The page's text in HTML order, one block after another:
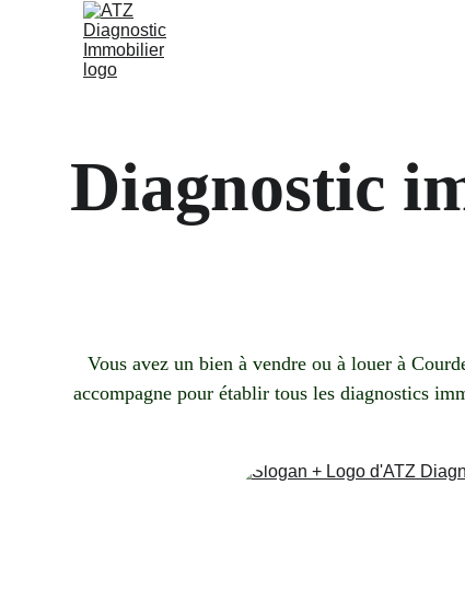
Diagnostic
Vous avez un bien à vendre ou à louer à
accompagne pour établir tous les diagnostics